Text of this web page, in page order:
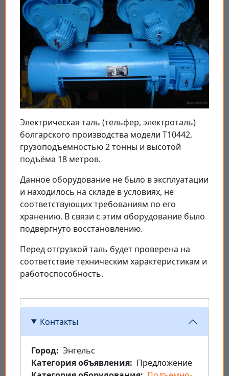
Электрическая таль (тельфер, электроталь)
болгарского производства модели T10442,
грузоподъёмностью 2 тонны и высотой
подъёма 18 метров.
Данное оборудование не было в эксплуатации
и находилось на складе в условиях, не
соответствующих требованиям по его
хранению. В связи с этим оборудование было
подвергнуто восстановлению.
Перед отгрузкой таль будет проверена на
соответствие техническим характеристикам и
работоспособность.
Контакты
Город Энгельс
Категория объявления
Предложение